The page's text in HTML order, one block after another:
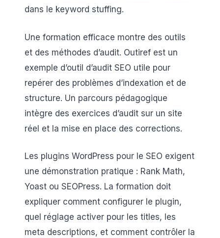
dans le keyword stuffing.
Une formation efficace montre des outils
et des méthodes d’audit. Outiref est un
exemple d’outil d’audit SEO utile pour
repérer des problèmes d’indexation et de
structure. Un parcours pédagogique
intègre des exercices d’audit sur un site
réel et la mise en place des corrections.
Les plugins WordPress pour le SEO exigent
une démonstration pratique : Rank Math,
Yoast ou SEOPress. La formation doit
expliquer comment configurer le plugin,
quel réglage activer pour les titles, les
meta descriptions, et comment contrôler la